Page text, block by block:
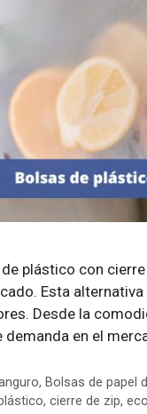
plástico con
Esta
Desde la
en el
, Bolsas de papel
,cierre de zip,